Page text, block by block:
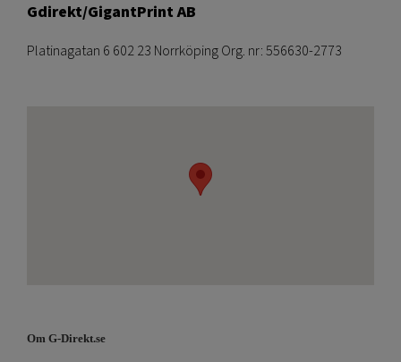
Gdirekt/GigantPrint AB
Platinagatan 6 602 23 Norrköping Org. nr: 556630-2773
Om G-Direkt.se